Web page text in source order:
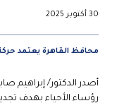
30 أكتوبر 2025
محافظ القاهرة يعتمد
أصدر الدكتور/ إبراهيم
رؤساء الأحياء بهدف